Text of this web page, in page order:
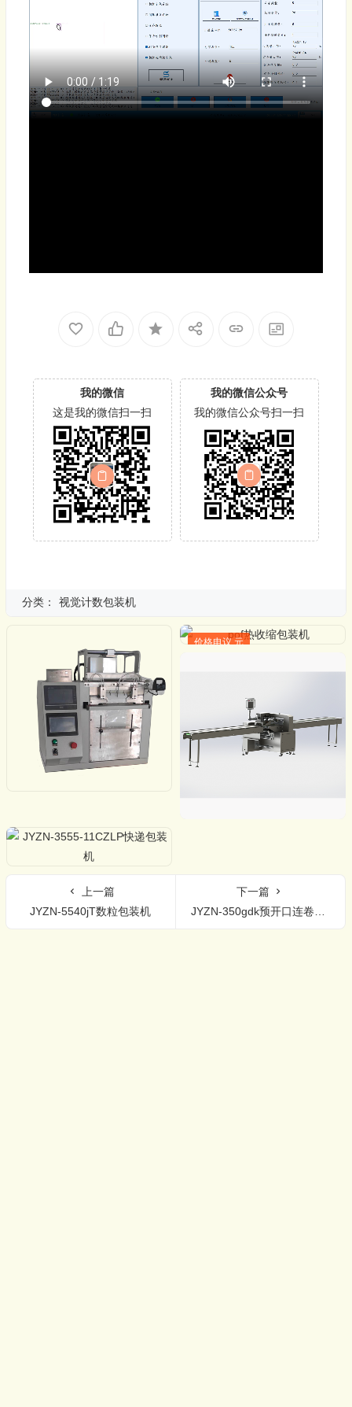
我的微信
这是我的微信扫一扫
我的微信公众号
我的微信公众号扫一扫
分类： 视觉计数包装机
价格电议 元
上一篇
JYZN-5540jT数粒包装机
下一篇
JYZN-350gdk预开口连卷袋包装机